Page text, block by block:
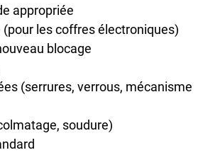
appropriée
les coffres électroniques)
blocage
(serrures, verrous, mécanisme
soudure)